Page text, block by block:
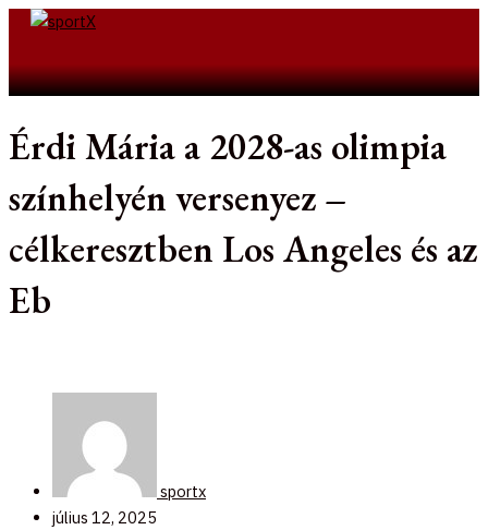
Skip
Érdi Mária a 2028-as olimpia
színhelyén versenyez –
célkeresztben Los Angeles és az
Eb
sportx
július 12, 2025